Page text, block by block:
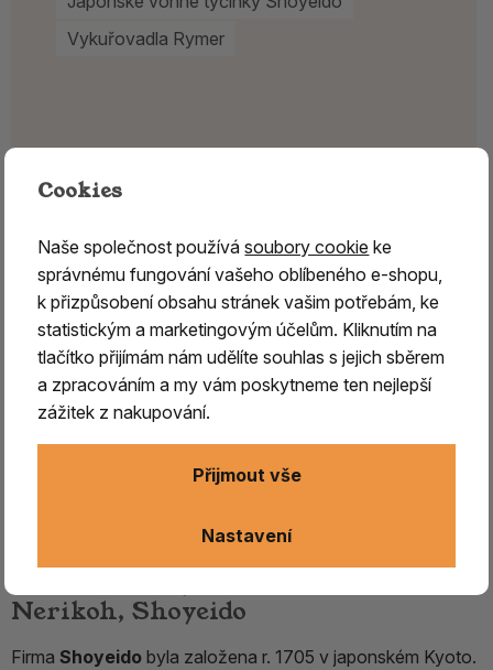
Nerikoh, Shoyeido
Firma Shoyeido byla založena r. 1705 v japonském Kyoto.
Vykuřovadla Rymer
Cookies
Naše společnost používásoubory cookie ke
správnému fungování vašeho oblíbeného e-shopu,
k přizpůsobení obsahu stránek vašim potřebám, ke
statistickým a marketingovým účelům. Kliknutím na
tlačítko přijímám nám udělíte souhlas s jejich sběrem
a zpracováním a my vám poskytneme ten nejlepší
zážitek z nakupování.
Nastavení
Přijmout vše